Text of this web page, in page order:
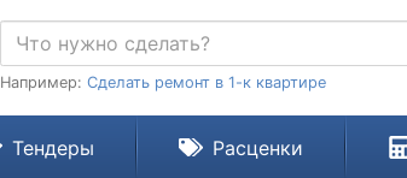
Например: Сделать ремонт в 1-к квартире
Тендеры Расценки